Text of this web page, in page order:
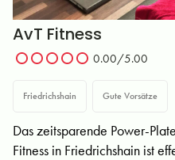
AvT Fitness
0.00/5.00
Friedrichshain Gute Vorsätze
Das zeitsparende Power-
Fitness in Friedrichshain ist